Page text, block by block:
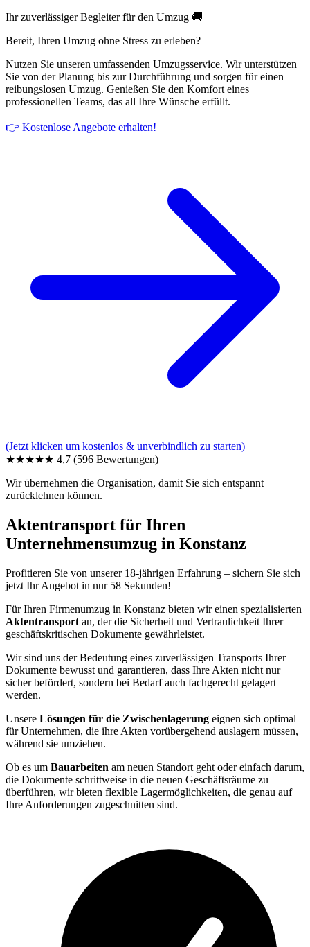
Ihr zuverlässiger Begleiter für den Umzug 🚚
Bereit, Ihren Umzug ohne Stress zu erleben?
Nutzen Sie unseren umfassenden Umzugsservice. Wir unterstützen
Sie von der Planung bis zur Durchführung und sorgen für einen
reibungslosen Umzug. Genießen Sie den Komfort eines
professionellen Teams, das all Ihre Wünsche erfüllt.
👉 Kostenlose Angebote erhalten!
(Jetzt klicken um kostenlos & unverbindlich zu starten)
★★★★★ 4,7 (596 Bewertungen)
Wir übernehmen die Organisation, damit Sie sich entspannt
zurücklehnen können.
Aktentransport für Ihren
Unternehmensumzug in Konstanz
Profitieren Sie von unserer 18-jährigen Erfahrung – sichern Sie sich
jetzt Ihr Angebot in nur 58 Sekunden!
Für Ihren Firmenumzug in Konstanz bieten wir einen spezialisierten
Aktentransport an, der die Sicherheit und Vertraulichkeit Ihrer
geschäftskritischen Dokumente gewährleistet.
Wir sind uns der Bedeutung eines zuverlässigen Transports Ihrer
Dokumente bewusst und garantieren, dass Ihre Akten nicht nur
sicher befördert, sondern bei Bedarf auch fachgerecht gelagert
werden.
Unsere Lösungen für die Zwischenlagerung eignen sich optimal
für Unternehmen, die ihre Akten vorübergehend auslagern müssen,
während sie umziehen.
Ob es um Bauarbeiten am neuen Standort geht oder einfach darum,
die Dokumente schrittweise in die neuen Geschäftsräume zu
überführen, wir bieten flexible Lagermöglichkeiten, die genau auf
Ihre Anforderungen zugeschnitten sind.